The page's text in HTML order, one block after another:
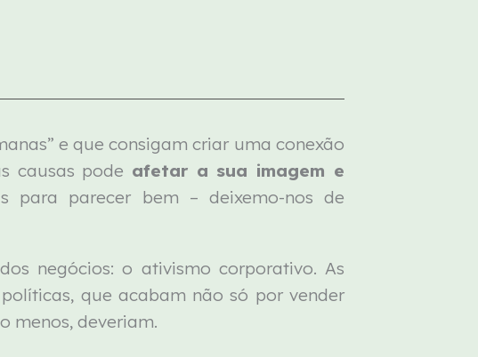
e que consigam criar uma conexão
causas pode afetar a sua imagem e
para parecer bem – deixemo-nos de
negócios: o ativismo corporativo. As
que acabam não só por vender
menos, deveriam.